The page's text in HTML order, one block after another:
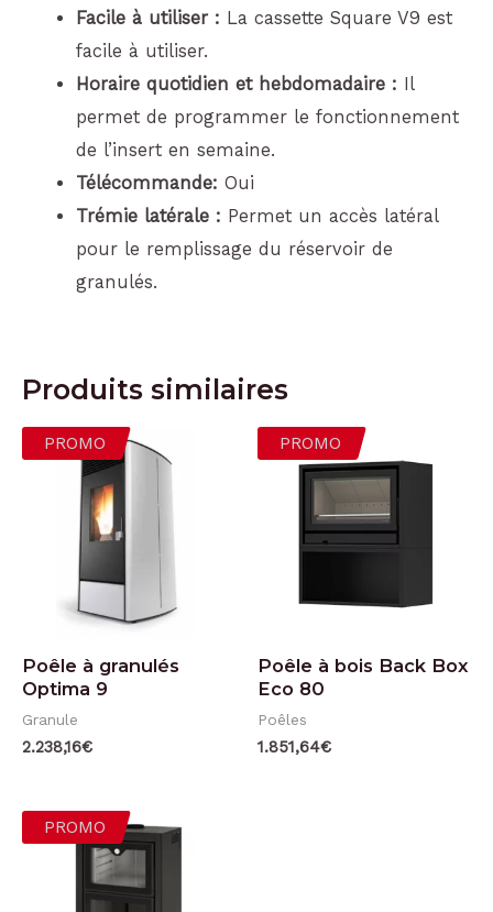
Facile à utiliser : La cassette Square V9 est
facile à utiliser.
Horaire quotidien et hebdomadaire : Il
permet de programmer le fonctionnement
de l’insert en semaine.
Télécommande: Oui
Trémie latérale : Permet un accès latéral
pour le remplissage du réservoir de
granulés.
Produits similaires
PROMO
Poêle à granulés
Optima 9
Granule
2.238,16€
PROMO
Poêle à bois Back Box
Eco 80
Poêles
1.851,64€
PROMO